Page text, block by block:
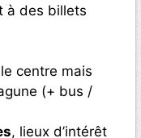
à des billets
centre mais
(+ bus /
, lieux d’intérêt